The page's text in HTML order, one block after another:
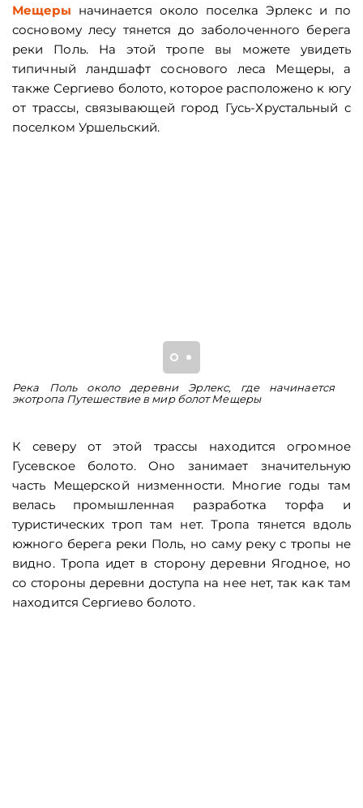
Мещеры начинается около поселка Эрлекс и по
сосновому лесу тянется до заболоченного берега
реки Поль. На этой тропе вы можете увидеть
типичный ландшафт соснового леса Мещеры, а
также Сергиево болото, которое расположено к югу
от трассы, связывающей город Гусь-Хрустальный с
поселком Уршельский.
Река Поль около деревни Эрлекс, где начинается
экотропа Путешествие в мир болот Мещеры
К северу от этой трассы находится огромное
Гусевское болото. Оно занимает значительную
часть Мещерской низменности. Многие годы там
велась промышленная разработка торфа и
туристических троп там нет. Тропа тянется вдоль
южного берега реки Поль, но саму реку с тропы не
видно. Тропа идет в сторону деревни Ягодное, но
со стороны деревни доступа на нее нет, так как там
находится Сергиево болото.